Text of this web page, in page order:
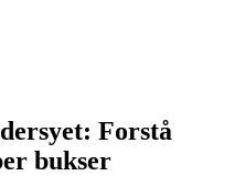
Forstå
bukser